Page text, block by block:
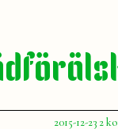
Publicerat
2015-12-23 2